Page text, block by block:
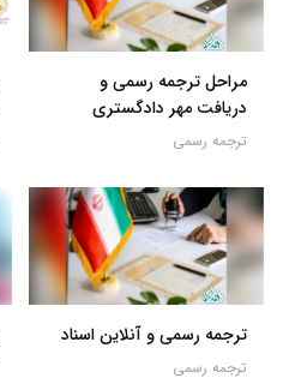
مراحل ترجمه رسمی و
دریافت مهر دادگستری
ترجمه رسمی
ترجمه رسمی و آنلاین اسناد
ترجمه رسمی